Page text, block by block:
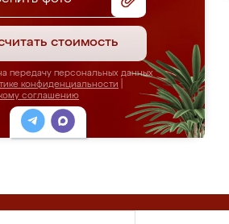
стоимость
передачу персональных данных
конфиденциальности
соглашению